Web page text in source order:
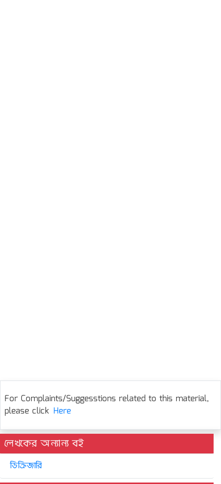
For Complaints/Suggesstions related to this material,
please click Here
লেখকের অন্যান্য বই
ডিক্রিজারি